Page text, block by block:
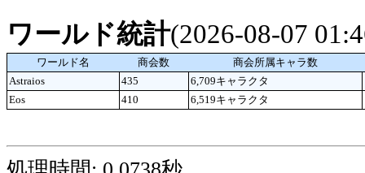
ワールド統計(2026-08-07
ワールド名 商会数
商会所属キャラ数
Astraios
435 6,709キャラクタ
Eos
410 6,519キャラクタ